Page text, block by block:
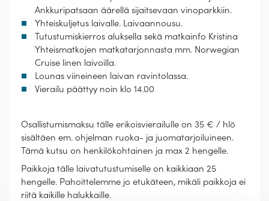
Ankkuripatsaan äärellä sijaitsevaan vinoparkkiin.
Yhteiskuljetus laivalle. Laivaannousu.
Tutustumiskierros aluksella sekä matkainfo Kristina
Yhteismatkojen matkatarjonnasta mm. Norwegian
Cruise linen laivoilla.
Lounas viineineen laivan ravintolassa.
Vierailu päättyy noin klo 14.00
Osallistumismaksu tälle erikoisvierailulle on 35 € / hlö
sisältäen em. ohjelman ruoka- ja juomatarjoiluineen.
Tämä kutsu on henkilökohtainen ja max 2 hengelle.
Paikkoja tälle laivatutustumiselle on kaikkiaan 25
hengelle. Pahoittelemme jo etukäteen, mikäli paikkoja ei
riitä kaikille halukkaille.